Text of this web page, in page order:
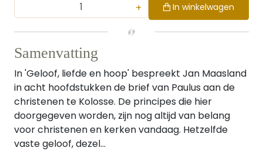
+ In winkelwagen
Samenvatting
In 'Geloof, liefde en hoop' bespreekt Jan Maasland
in acht hoofdstukken de brief van Paulus aan de
christenen te Kolosse. De principes die hier
doorgegeven worden, zijn nog altijd van belang
voor christenen en kerken vandaag. Hetzelfde
vaste geloof, dezel...